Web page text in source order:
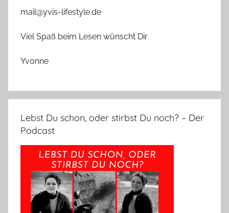
mail@yvis-lifestyle.de
Viel Spaß beim Lesen wünscht Dir
Yvonne
Lebst Du schon, oder stirbst Du noch? – Der
Podcast